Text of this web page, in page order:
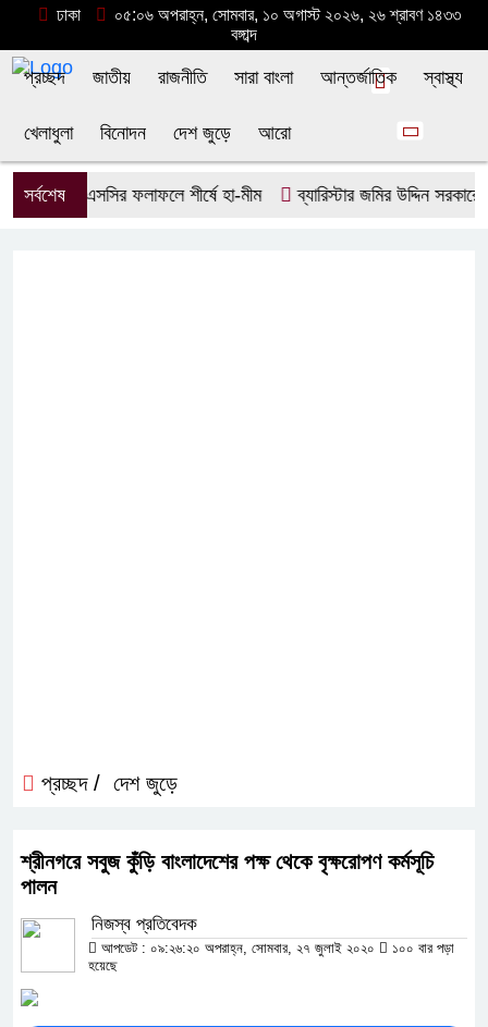
ঢাকা
০৫:০৬ অপরাহ্ন, সোমবার, ১০ অগাস্ট ২০২৬, ২৬ শ্রাবণ ১৪৩৩
বঙ্গাব্দ
প্রচ্ছদ জাতীয় রাজনীতি সারা বাংলা আন্তর্জাতিক স্বাস্থ্য
খেলাধুলা বিনোদন দেশ জুড়ে আরো
সর্বশেষ
এসএসসির ফলাফলে শীর্ষে হা-মীম ব্যারিস্টার জমির উদ্দিন
প্রচ্ছদ / দেশ জুড়ে
শ্রীনগরে সবুজ কুঁড়ি বাংলাদেশের পক্ষ থেকে বৃক্ষরোপণ কর্মসূচি
পালন
নিজস্ব প্রতিবেদক
আপডেট : ০৯:২৬:২০ অপরাহ্ন, সোমবার, ২৭ জুলাই ২০২০
১০০ বার পড়া
হয়েছে